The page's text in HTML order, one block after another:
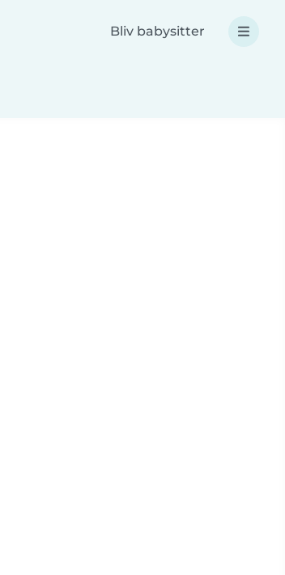
Bliv babysitter